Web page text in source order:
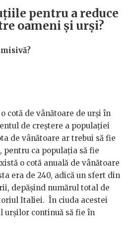
pentru a reduce
oameni și urși?
cotă de vânătoare de urși în
de creștere a populației
de vânătoare ar trebui să fie
pentru ca populația să fie
o cotă anuală de vânătoare
era de 240, adică un sfert din
depășind numărul total de
Italiei. În ciuda acestei
urșilor continuă să fie în